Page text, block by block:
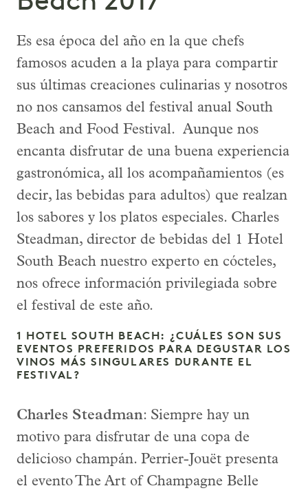
Es esa época del año en la que chefs
famosos acuden a la playa para compartir
sus últimas creaciones culinarias y nosotros
no nos cansamos del festival anual South
Beach and Food Festival. Aunque nos
encanta disfrutar de una buena experiencia
gastronómica, all los acompañamientos (es
decir, las bebidas para adultos) que realzan
los sabores y los platos especiales. Charles
Steadman, director de bebidas del 1 Hotel
South Beach nuestro experto en cócteles,
nos ofrece información privilegiada sobre
el festival de este año.
1 HOTEL SOUTH BEACH: ¿CUÁLES SON SUS
EVENTOS PREFERIDOS PARA DEGUSTAR LOS
VINOS MÁS SINGULARES DURANTE EL
FESTIVAL?
Charles Steadman: Siempre hay un
motivo para disfrutar de una copa de
delicioso champán. Perrier-Jouët presenta
el evento The Art of Champagne Belle